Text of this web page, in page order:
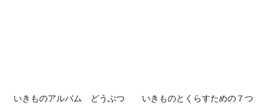
いきものアルバム どうぶつ
いきものとくらすための７つ